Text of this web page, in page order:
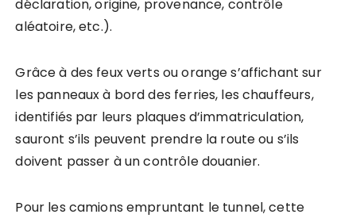
déclaration, origine, provenance, contrôle
aléatoire, etc.).
Grâce à des feux verts ou orange s’affichant sur
les panneaux à bord des ferries, les chauffeurs,
identifiés par leurs plaques d’immatriculation,
sauront s’ils peuvent prendre la route ou s’ils
doivent passer à un contrôle douanier.
Pour les camions empruntant le tunnel, cette